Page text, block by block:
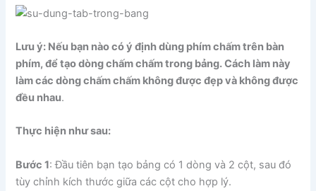
Lưu ý: Nếu bạn nào có ý định dùng phím chấm trên bàn
phím, để tạo dòng chấm chấm trong bảng. Cách làm này
làm các dòng chấm chấm không được đẹp và không được
đều nhau.
Thực hiện như sau:
Bước 1: Đầu tiên bạn tạo bảng có 1 dòng và 2 cột, sau đó
tùy chỉnh kích thước giữa các cột cho hợp lý.